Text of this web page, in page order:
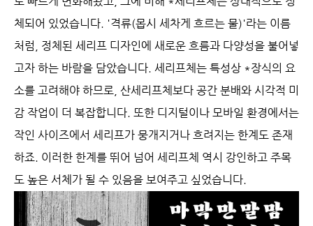
체되어 있었습니다. '격류(몹시 세차게 흐르는 물)'라는 이름
처럼, 정체된 세리프 디자인에 새로운 흐름과 다양성을 불어넣
고자 하는 바람을 담았습니다. 세리프체는 특성상 *장식의 요
소를 고려해야 하므로, 산세리프체보다 공간 분배와 시각적 미
감 작업이 더 복잡합니다. 또한 디지털이나 모바일 환경에서는
작인 사이즈에서 세리프가 뭉개지거나 흐려지는 한계도 존재
하죠. 이러한 한계를 뛰어 넘어 세리프체 역시 강인하고 주목
도 높은 서체가 될 수 있음을 보여주고 싶었습니다.